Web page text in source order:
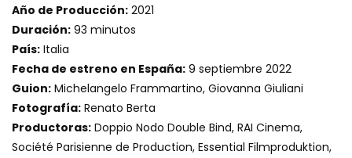
Año de Producción: 2021
Duración: 93 minutos
País: Italia
Fecha de estreno en España: 9 septiembre 2022
Guion: Michelangelo Frammartino, Giovanna Giuliani
Fotografía: Renato Berta
Productoras: Doppio Nodo Double Bind, RAI Cinema,
Société Parisienne de Production, Essential Filmproduktion,